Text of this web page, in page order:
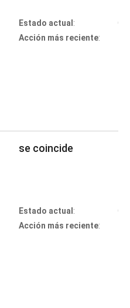
Estado actual :
Acción más reciente:
se coincide
Estado actual :
Acción más reciente: